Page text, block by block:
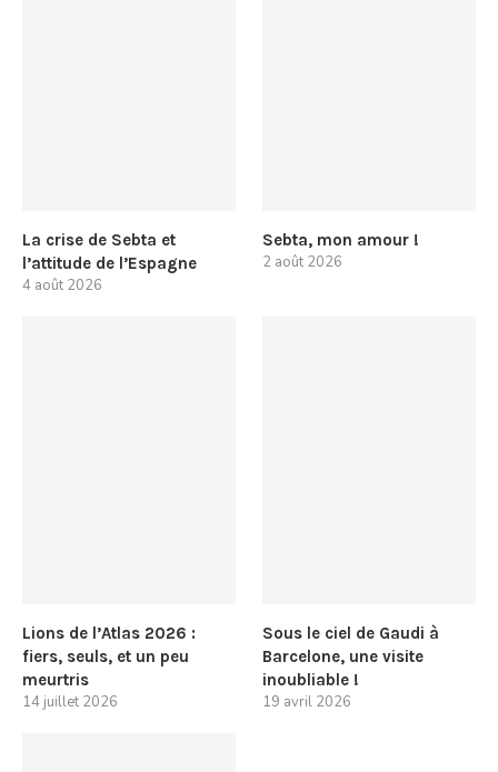
La crise de Sebta et
l’attitude de l’Espagne
4 août 2026
Sebta, mon amour !
2 août 2026
Lions de l’Atlas 2026 :
fiers, seuls, et un peu
meurtris
14 juillet 2026
Sous le ciel de Gaudi à
Barcelone, une visite
inoubliable !
19 avril 2026